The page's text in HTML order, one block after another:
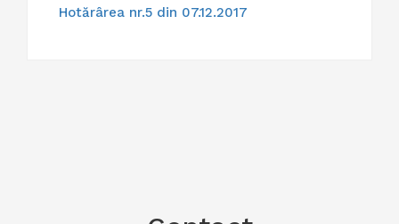
Hotărârea nr.5 din 07.12.2017